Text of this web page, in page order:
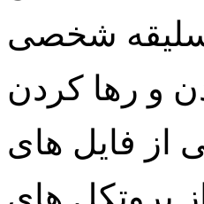
سلیقه شخصی